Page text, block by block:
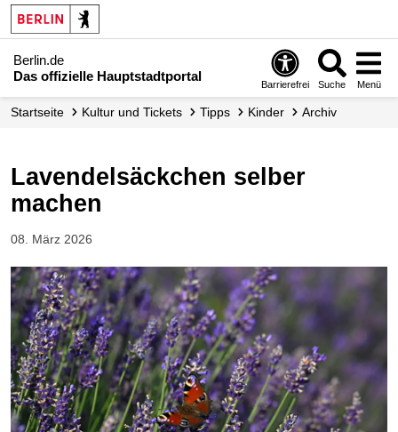
Berlin.de
Das offizielle Hauptstadtportal
Barrierefrei Suche Menü
Startseite Kultur und Tickets Tipps Kinder Archiv
Lavendelsäckchen selber
machen
08. März 2026